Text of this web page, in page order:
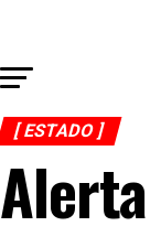
[ ESTADO ]